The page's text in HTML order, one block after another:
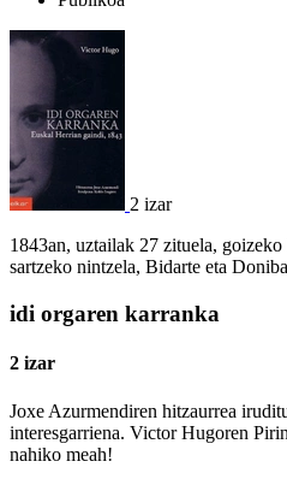
2 izar
1843an, uztailak 27 zituela,
sartzeko nintzela, Bidarte eta
idi orgaren karranka
2 izar
Joxe Azurmendiren hitzaurrea
interesgarriena. Victor Hugoren
nahiko meah!